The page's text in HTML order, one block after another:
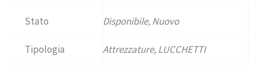
Stato Disponibile, Nuovo
Tipologia Attrezzature, LUCCHETTI